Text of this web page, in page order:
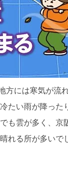
方には寒気が流
たい雨が降った
も雲が多く、京
れる所が多いで